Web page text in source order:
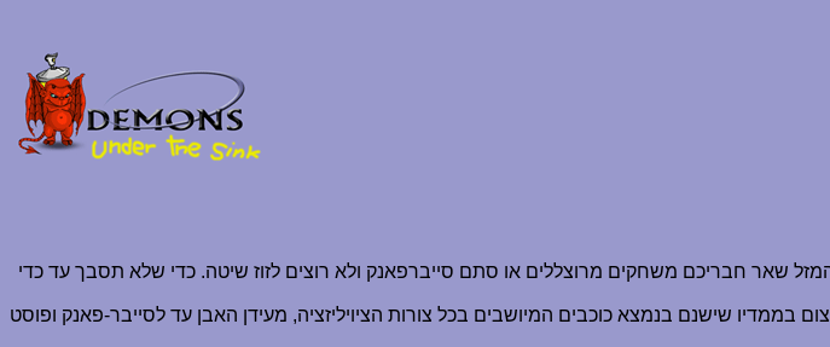
המזל שאר חבריכם משחקים מרוצללים או סתם סייברפאנק ולא רוצים לזוז שיטה. כדי שלא תסבך עד כדי
בממדיו שישנם בנמצא כוכבים המיושבים בכל צורות הציויליזציה, מעידן האבן עד לסייבר-פאנק ופוסט